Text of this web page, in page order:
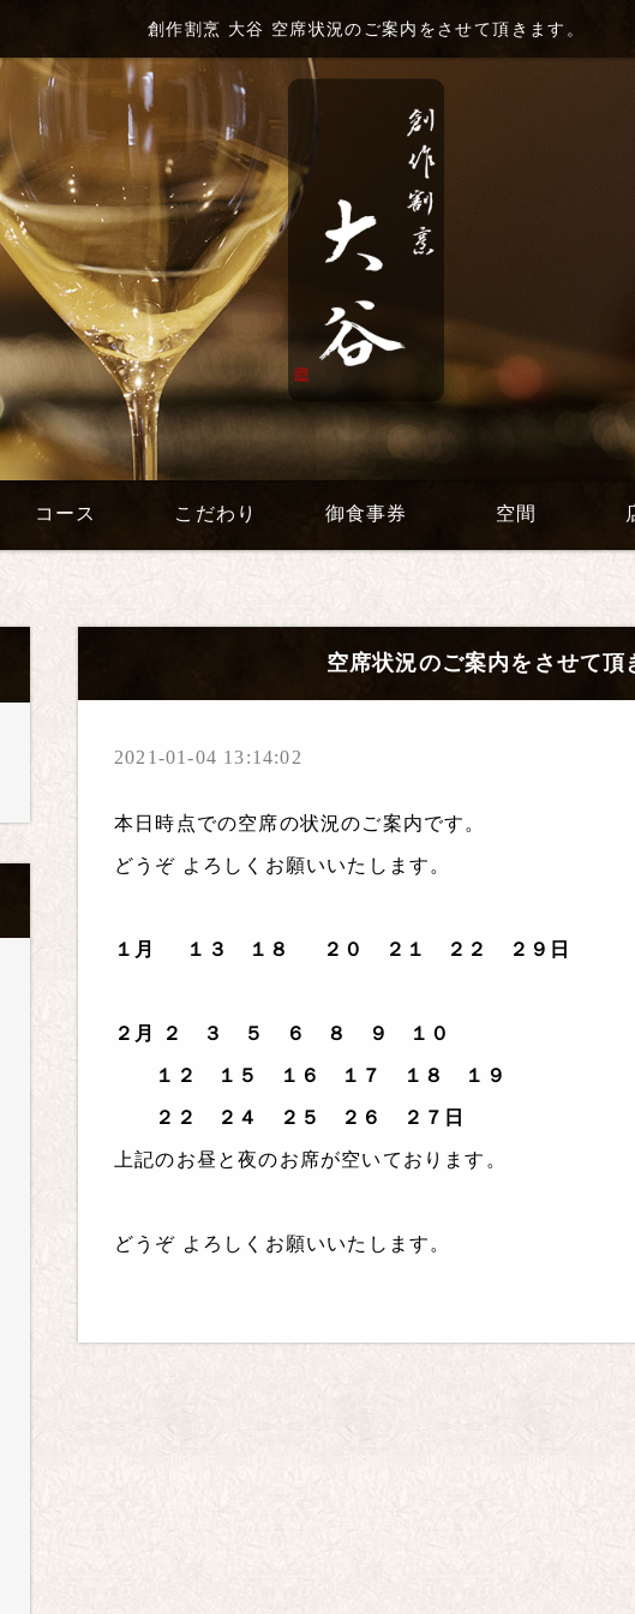
創作割烹 大谷 空席状況のご案内をさせて頂きます。
コース こだわり 御食事券 空間
空席状況のご案内をさせて頂
2021-01-04 13:14:02
本日時点での空席の状況のご案内です。
どうぞ よろしくお願いいたします。
１月 １３ １８ ２０ ２１ ２２ ２９日
２月 ２ ３ ５ ６ ８ ９ １０
１２ １５ １６ １７ １８ １９
２２ ２４ ２５ ２６ ２７日
上記のお昼と夜のお席が空いております。
どうぞ よろしくお願いいたします。